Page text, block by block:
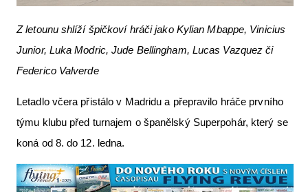
Z letounu shlíží špičkoví hráči jako Kylian Mbappe, Vinicius
Junior, Luka Modric, Jude Bellingham, Lucas Vazquez či
Federico Valverde
Letadlo včera přistálo v Madridu a přepravilo hráče prvního
týmu klubu před turnajem o španělský Superpohár, který se
koná od 8. do 12. ledna.
Nabídky práce v letectví
Inzerujte s námi